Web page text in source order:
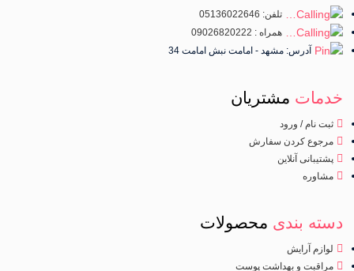
تلفن: 05136022646
همراه : 09026820222
آدرس: مشهد - امامت نبش امامت 34
خدمات مشتریان
ثبت نام / ورود
مرجوع کردن سفارش
پشتیبانی آنلاین
مشاوره
دسته بندی محصولات
لوازم آرایش
مراقبت و بهداشت پوست